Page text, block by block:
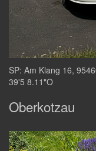
SP: Am Klang 16,
39'5 8.11"O
Oberkotzau